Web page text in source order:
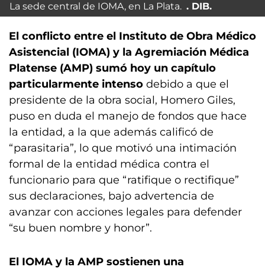
La sede central de IOMA, en La Plata. DIB.
El conflicto entre el Instituto de Obra Médico
Asistencial (IOMA) y la Agremiación Médica
Platense (AMP) sumó hoy un capítulo
particularmente intenso debido a que el
presidente de la obra social, Homero Giles,
puso en duda el manejo de fondos que hace
la entidad, a la que además calificó de
“parasitaria”, lo que motivó una intimación
formal de la entidad médica contra el
funcionario para que “ratifique o rectifique”
sus declaraciones, bajo advertencia de
avanzar con acciones legales para defender
“su buen nombre y honor”.
El IOMA y la AMP sostienen una